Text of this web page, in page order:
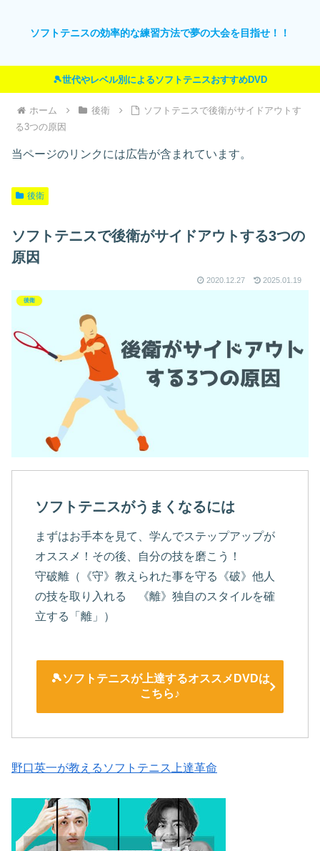
ソフトテニスの効率的な練習方法で夢の大会を目指せ！！
🎾世代やレベル別によるソフトテニスおすすめDVD
ホーム 後衛
ソフトテニスで後衛がサイドアウトす
る3つの原因
当ページのリンクには広告が含まれています。
後衛
ソフトテニスで後衛がサイドアウトする3つの
原因
2020.12.27 2025.01.19
後衛
ソフトテニスがうまくなるには
まずはお手本を見て、学んでステップアップが
オススメ！その後、自分の技を磨こう！
守破離（《守》教えられた事を守る《破》他人
の技を取り入れる 《離》独自のスタイルを確
立する「離」）
🎾ソフトテニスが上達するオススメDVDは
こちら♪
野口英一が教えるソフトテニス上達革命